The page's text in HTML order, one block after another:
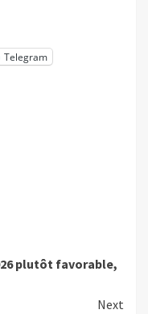
Telegram
plutôt favorable,
Next